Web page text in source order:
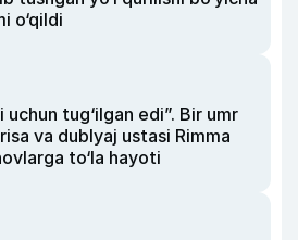
o‘qildi
tug‘ilgan edi”. Bir umr
va dublyaj ustasi Rimma
to‘la hayoti